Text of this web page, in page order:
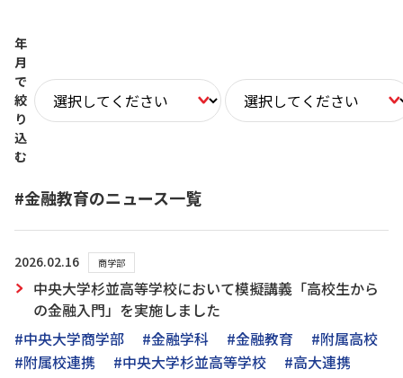
年
月
で
絞
り
込
む
#金融教育のニュース一覧
2026.02.16 商学部
中央大学杉並高等学校において模擬講義「高校生から
の金融入門」を実施しました
#中央大学商学部
#金融学科 #金融教育
#附属高校
#附属校連携
#中央大学杉並高等学校
#高大連携